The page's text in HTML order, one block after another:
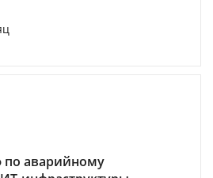
по аварийному